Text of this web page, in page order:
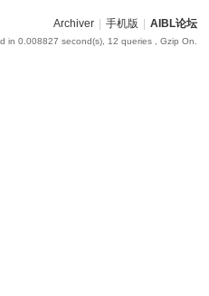
Archiver 手机版 AIBL论坛
in 0.008827 second(s), 12 queries , Gzip On.